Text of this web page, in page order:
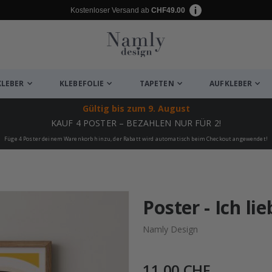
Kostenloser Versand ab CHF49.00
KLEBEFOLIE TAPETEN AUFKLEBER
Gültig bis zum 9. August
KAUF 4 POSTER – BEZAHLEN NUR FÜR 2!
Füge 4 Poster deinem Warenkorb hinzu, der Rabatt wird automatisch beim Checkout angewendet!
Poster - Ich
Namly Design